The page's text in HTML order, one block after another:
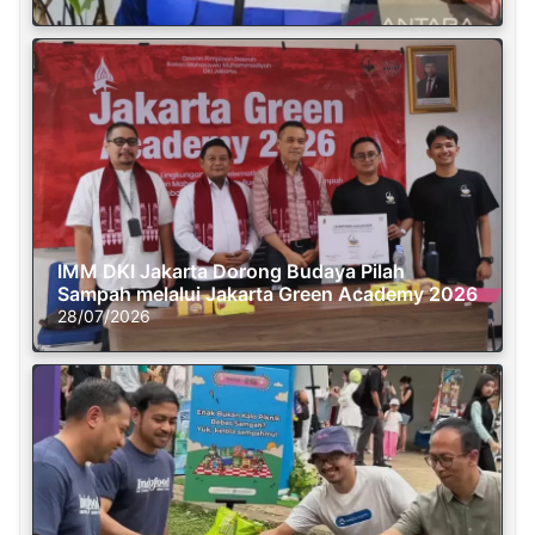
IMM DKI Jakarta Dorong Budaya Pilah
Sampah melalui Jakarta Green Academy 2026
28/07/2026